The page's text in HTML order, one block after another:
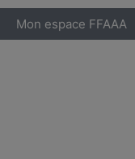
Mon espace FFAAA